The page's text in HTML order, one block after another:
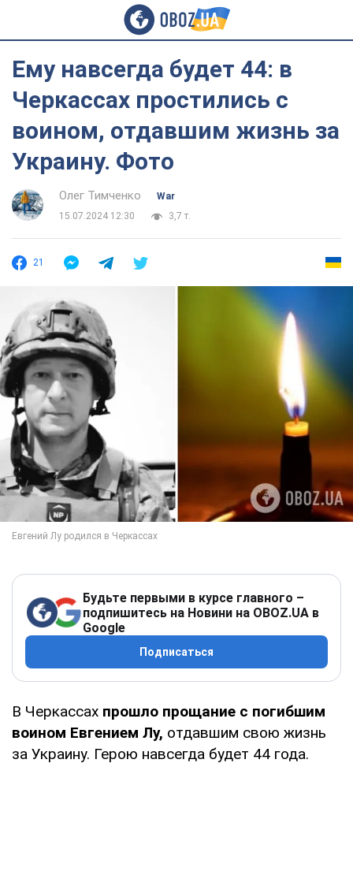
Ему навсегда будет 44: в
Черкассах простились с
воином, отдавшим жизнь за
Украину. Фото
Олег Тимченко
War
15.07.2024 12:30
3,7 т.
21
Будьте первыми в курсе главного –
подпишитесь на Новини на OBOZ.UA в
Google
Подписаться
В Черкассах прошло прощание с погибшим
воином Евгением Лу, отдавшим свою жизнь
за Украину. Герою навсегда будет 44 года.